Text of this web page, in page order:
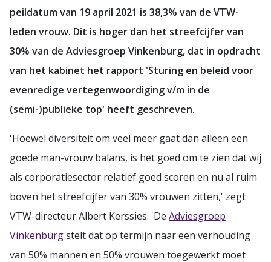
peildatum van 19 april 2021 is 38,3% van de VTW-
leden vrouw. Dit is hoger dan het streefcijfer van
30% van de Adviesgroep Vinkenburg, dat in opdracht
van het kabinet het rapport 'Sturing en beleid voor
evenredige vertegenwoordiging v/m in de
(semi-)publieke top' heeft geschreven.
'Hoewel diversiteit om veel meer gaat dan alleen een
goede man-vrouw balans, is het goed om te zien dat wij
als corporatiesector relatief goed scoren en nu al ruim
boven het streefcijfer van 30% vrouwen zitten,' zegt
VTW-directeur Albert Kerssies. 'De Adviesgroep
Vinkenburgstelt dat op termijn naar een verhouding
van 50% mannen en 50% vrouwen toegewerkt moet